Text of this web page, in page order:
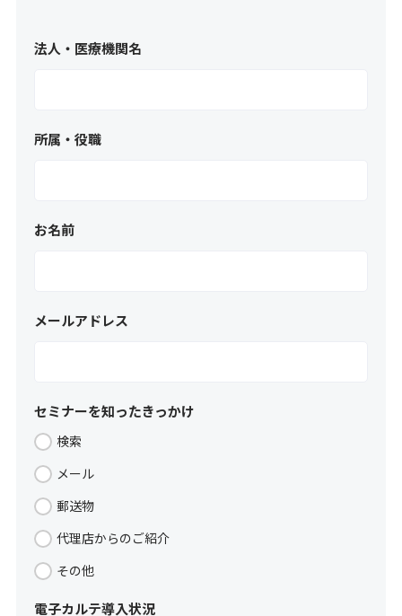
法人・医療機関名
所属・役職
お名前
メールアドレス
セミナーを知ったきっかけ
検索
メール
郵送物
代理店からのご紹介
その他
電子カルテ導入状況